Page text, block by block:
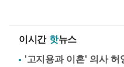
이시간 핫뉴스
'고지용과 이혼' 의사 허